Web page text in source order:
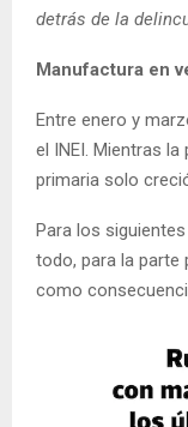
detrás de la
Manufactura en
Entre enero y
el INEI. Mientras
primaria solo
Para los
todo, para la parte
como